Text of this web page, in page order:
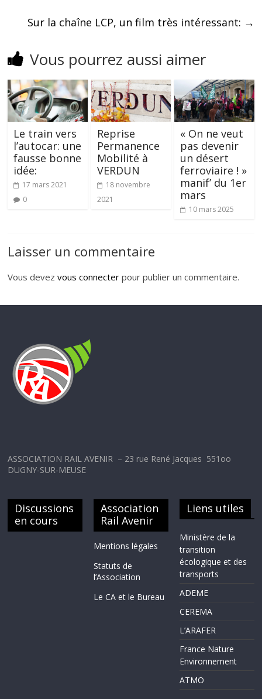
Sur la chaîne LCP, un film très intéressant: →
Vous pourrez aussi aimer
Le train vers
l’autocar: une
fausse bonne
idée:
17 mars 2021
0
Reprise
Permanence
Mobilité à
VERDUN
18 novembre
2021
« On ne veut
pas devenir
un désert
ferroviaire ! »
manif’ du 1er
mars
10 mars 2025
Laisser un commentaire
Vous devezvous connecter pour publier un commentaire.
ASSOCIATION RAIL AVENIR – 23 rue René Jacques 551oo
DUGNY-SUR-MEUSE
Discussions
en cours
Association
Rail Avenir
Mentions légales
Statuts de
l’Association
Le CA et le Bureau
Liens utiles
Ministère de la
transition
écologique et des
transports
ADEME
CEREMA
L’ARAFER
France Nature
Environnement
ATMO